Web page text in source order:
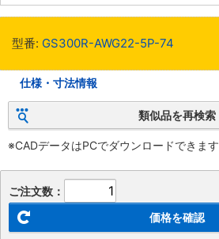
型番: GS300R-AWG22-5P-74
仕様・寸法情報
類似品を再検索
※CADデータはPCでダウンロードできます
ご注文数：
価格を確認